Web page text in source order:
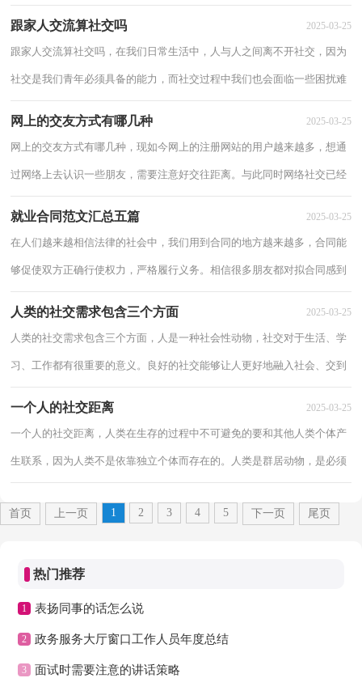
跟家人交流算社交吗 2025-03-25
跟家人交流算社交吗，在我们日常生活中，人与人之间离不开社交，因为
社交是我们青年必须具备的能力，而社交过程中我们也会面临一些困扰难
网上的交友方式有哪几种 2025-03-25
网上的交友方式有哪几种，现如今网上的注册网站的用户越来越多，想通
过网络上去认识一些朋友，需要注意好交往距离。与此同时网络社交已经
就业合同范文汇总五篇 2025-03-25
在人们越来越相信法律的社会中，我们用到合同的地方越来越多，合同能
够促使双方正确行使权力，严格履行义务。相信很多朋友都对拟合同感到
人类的社交需求包含三个方面 2025-03-25
人类的社交需求包含三个方面，人是一种社会性动物，社交对于生活、学
习、工作都有很重要的意义。良好的社交能够让人更好地融入社会、交到
一个人的社交距离 2025-03-25
一个人的社交距离，人类在生存的过程中不可避免的要和其他人类个体产
生联系，因为人类不是依靠独立个体而存在的。人类是群居动物，是必须
首页 上一页 1 2 3 4 5 下一页 尾页
热门推荐
1 表扬同事的话怎么说
2 政务服务大厅窗口工作人员年度总结
3 面试时需要注意的讲话策略